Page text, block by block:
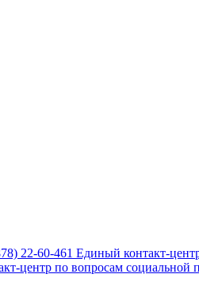
22-60-461 Единый контакт-
центр по вопросам социальной